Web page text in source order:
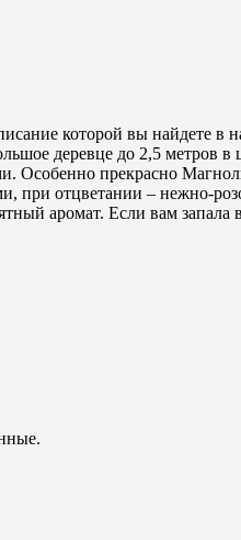
которой вы найдете в
деревце до 2,5 метров в
Особенно прекрасно
при отцветании – нежно-
аромат. Если вам запала